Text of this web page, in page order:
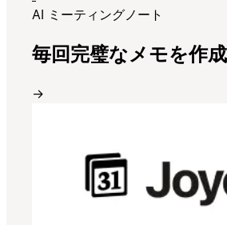
AI ミーティングノート
毎回完璧なメモを作成
→